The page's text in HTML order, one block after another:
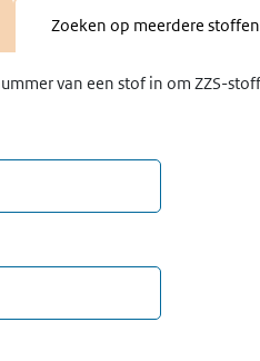
Zoeken op meerdere stoffen
van een stof in om ZZS-